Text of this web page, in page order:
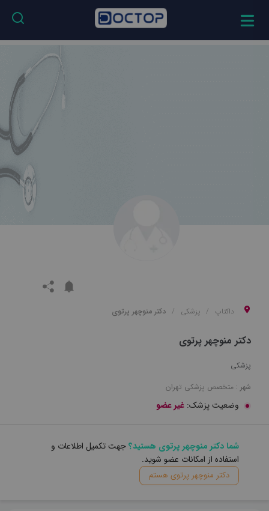
داکتاپ پزشکی دکتر منوچهر پرتوی
دکتر منوچهر پرتوی
پزشکی
شهر : متخصص پزشکی تهران
وضعیت پزشک: غیر عضو
شما دکتر منوچهر پرتوی هستید؟جهت تکمیل اطلاعات و
استفاده از امکانات عضو شوید.
دکتر منوچهر پرتوی هستم